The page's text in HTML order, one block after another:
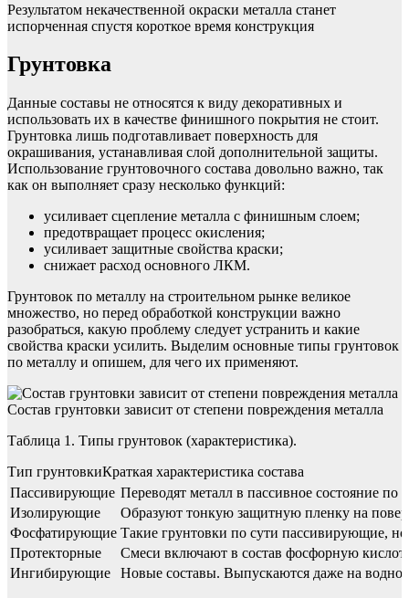
Результатом некачественной окраски металла станет
испорченная спустя короткое время конструкция
Грунтовка
Данные составы не относятся к виду декоративных и
использовать их в качестве финишного покрытия не стоит.
Грунтовка лишь подготавливает поверхность для
окрашивания, устанавливая слой дополнительной защиты.
Использование грунтовочного состава довольно важно, так
как он выполняет сразу несколько функций:
усиливает сцепление металла с финишным слоем;
предотвращает процесс окисления;
усиливает защитные свойства краски;
снижает расход основного ЛКМ.
Грунтовок по металлу на строительном рынке великое
множество, но перед обработкой конструкции важно
разобраться, какую проблему следует устранить и какие
свойства краски усилить. Выделим основные типы грунтовок
по металлу и опишем, для чего их применяют.
Состав грунтовки зависит от степени повреждения металла
Таблица 1. Типы грунтовок (характеристика).
Тип грунтовкиКраткая характеристика состава
Пассивирующие Переводят металл в пассивное состояние
Изолирующие
Образуют тонкую защитную пленку на
Фосфатирующие Такие грунтовки по сути пассивирующие, но
Протекторные
Смеси включают в состав фосфорную
Ингибирующие
Новые составы. Выпускаются даже на